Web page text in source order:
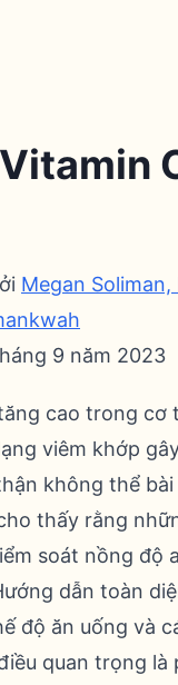
Megan Soliman,
9 năm 2023
cao trong cơ
viêm khớp
không thể
thấy rằng
soát nồng độ
dẫn toàn
độ ăn uống và
quan trọng